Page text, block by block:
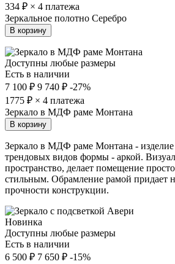
334 ₽ × 4 платежа
Зеркальное полотно Серебро
В корзину
Доступны любые размеры
Есть в наличии
7 100 ₽ 9 740 ₽ -27%
1775 ₽ × 4 платежа
Зеркало в МДФ раме Монтана
В корзину
Зеркало в МДФ раме Монтана -
трендовых видов формы - аркой.
пространство, делает помещение
стильным. Обрамление рамой придает
прочности конструкции.
Новинка
Доступны любые размеры
Есть в наличии
6 500 ₽ 7 650 ₽ -15%